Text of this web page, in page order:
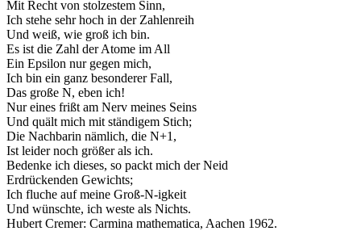
Mit Recht von stolzestem Sinn,
Ich stehe sehr hoch in der Zahlenreih
Und weiß, wie groß ich bin.
Es ist die Zahl der Atome im All
Ein Epsilon nur gegen mich,
Ich bin ein ganz besonderer Fall,
Das große N, eben ich!
Nur eines frißt am Nerv meines Seins
Und quält mich mit ständigem Stich;
Die Nachbarin nämlich, die N+1,
Ist leider noch größer als ich.
Bedenke ich dieses, so packt mich der Neid
Erdrückenden Gewichts;
Ich fluche auf meine Groß-N-igkeit
Und wünschte, ich weste als Nichts.
Hubert Cremer: Carmina mathematica, Aachen 1962.